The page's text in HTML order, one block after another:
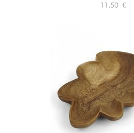
Preis
11,50 €